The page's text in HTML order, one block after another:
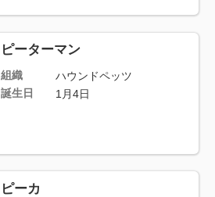
ピーターマン
組織
ハウンドペッツ
誕生日
1月4日
ピーカ